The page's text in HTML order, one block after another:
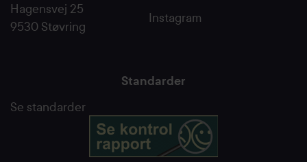
Hagensvej 25
9530 Støvring
Instagram
Standarder
Se standarder